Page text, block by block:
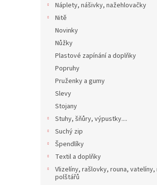
Náplety, nášivky, nažehlovačky
Nitě
Novinky
Nůžky
Plastové zapínání a doplňky
Popruhy
Pruženky a gumy
Slevy
Stojany
Stuhy, šňůry, výpustky....
Suchý zip
Špendlíky
Textil a doplňky
Vlizelíny, rašlovky, rouna, vatelíny,
polštářů